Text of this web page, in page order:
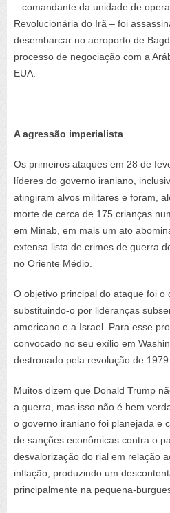
– comandante da unidade de
Revolucionária do Irã – foi
desembarcar no aeroporto de
processo de negociação com a
EUA.
A agressão imperialista
Os primeiros ataques em 28 de
líderes do governo iraniano,
atingiram alvos militares e foram,
morte de cerca de 175 crianças
em Minab, em mais um ato
extensa lista de crimes de guerra
no Oriente Médio.
O objetivo principal do ataque foi o
substituindo-o por lideranças
americano e a Israel. Para esse
convocado no seu exílio em
destronado pela revolução de 1979.
Muitos dizem que Donald Trump
a guerra, mas isso não é bem
o governo iraniano foi planejada e
de sanções econômicas contra o
desvalorização do rial em relação
inflação, produzindo um
principalmente na pequena-